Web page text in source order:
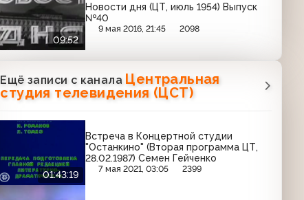
09:52
Новости дня (ЦТ, июль 1954) Выпуск
№40
9 мая 2016, 21:45 2098
Ещё записи с канала Центральная
студия телевидения (ЦСТ)
01:43:19
Встреча в Концертной студии
"Останкино" (Вторая программа ЦТ,
28.02.1987) Семен Гейченко
7 мая 2021, 03:05 2399